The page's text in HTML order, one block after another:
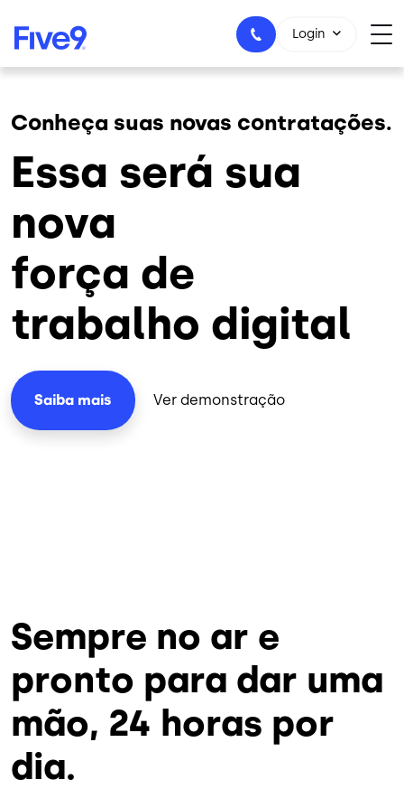
Login
Conheça suas novas contratações.
Essa será sua
nova
força de
trabalho digital
Saiba mais Ver demonstração
Sempre no ar e
pronto para dar uma
mão, 24 horas por
dia.